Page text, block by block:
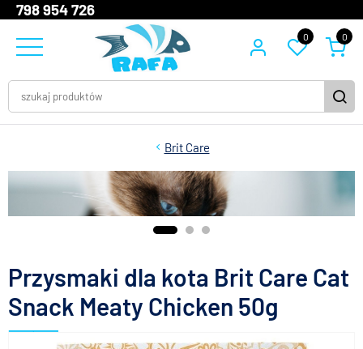
798 954 726
0 0
Brit Care
Przysmaki dla kota Brit Care Cat
Snack Meaty Chicken 50g